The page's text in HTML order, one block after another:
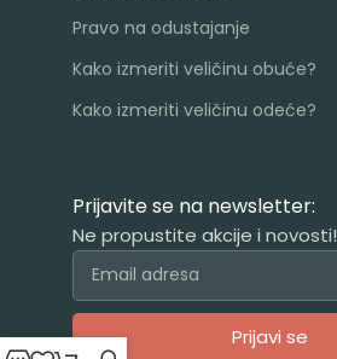
Pravo na odustajanje
Kako izmeriti veličinu obuće?
Kako izmeriti veličinu odeće?
Prijavite se na newsletter:
Ne propustite akcije i novosti!
Prijavi se